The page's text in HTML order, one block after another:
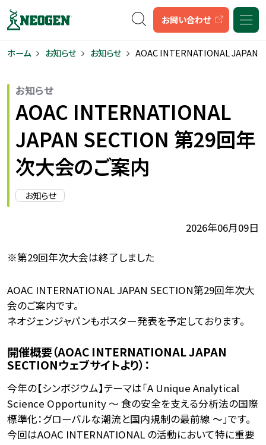
キーワード検索
お問い合わせ
ホーム お知らせ お知らせ AOAC INTERNATIONAL JAPAN
お知らせ
AOAC INTERNATIONAL
JAPAN SECTION 第29回年
次大会のご案内
お知らせ
2026年06月09日
※第29回年次大会は終了しました
AOAC INTERNATIONAL JAPAN SECTION第29回年次大
会のご案内です。
ネオジェンジャパンもポスター発表を予定しております。
開催概要（AOAC INTERNATIONAL JAPAN
SECTIONウェブサイトより）：
今年の【シンポジウム】テーマは「A Unique Analytical
Science Opportunity ～ 食の安全を支える分析法の国際
標準化：グローバルな潮流と国内規制の最前線 ～」です。
今回はAOAC INTERNATIONAL の活動において特に重要